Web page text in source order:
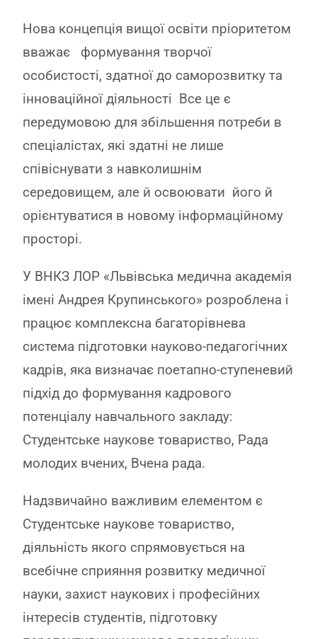
Нова концепція вищої освіти пріоритетом
вважає формування творчої
особистості, здатної до саморозвитку та
інноваційної діяльності Все це є
передумовою для збільшення потреби в
спеціалістах, які здатні не лише
співіснувати з навколишнім
середовищем, але й освоювати його й
орієнтуватися в новому інформаційному
просторі.
У ВНКЗ ЛОР «Львівська медична академія
імені Андрея Крупинського» розроблена і
працює комплексна багаторівнева
система підготовки науково-педагогічних
кадрів, яка визначає поетапно-ступеневий
підхід до формування кадрового
потенціалу навчального закладу:
Студентське наукове товариство, Рада
молодих вчених, Вчена рада.
Надзвичайно важливим елементом є
Студентське наукове товариство,
діяльність якого спрямовується на
всебічне сприяння розвитку медичної
науки, захист наукових і професійних
інтересів студентів, підготовку